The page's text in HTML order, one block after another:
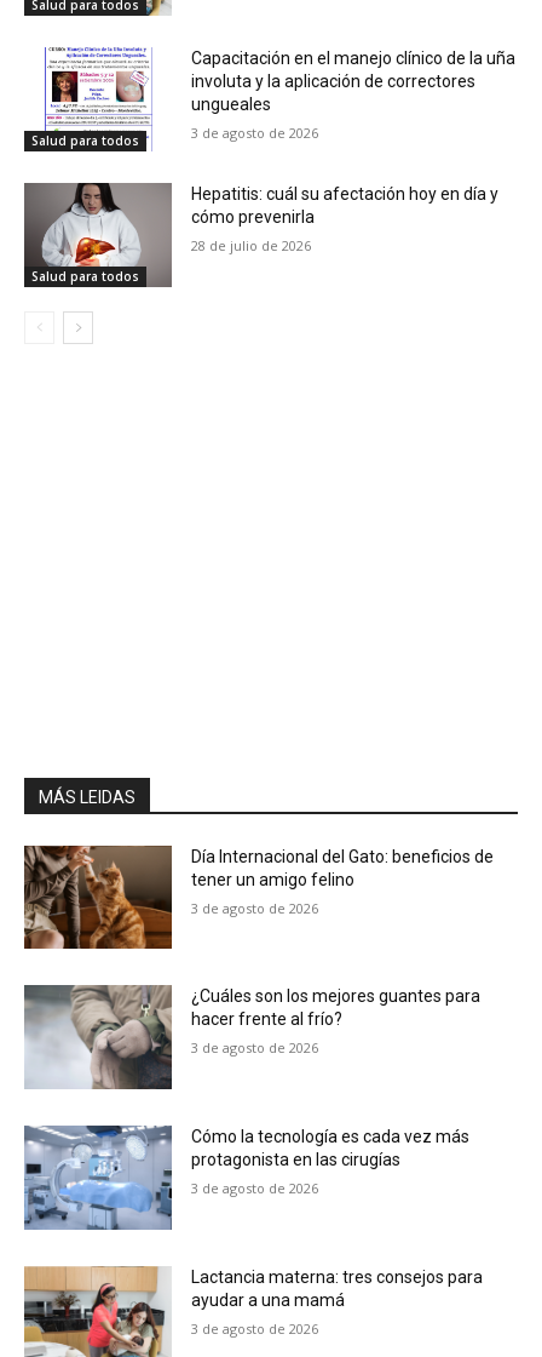
Salud para todos
Salud para todos
Capacitación en el manejo clínico de la uña
involuta y la aplicación de correctores
ungueales
3 de agosto de 2026
Salud para todos
Hepatitis: cuál su afectación hoy en día y
cómo prevenirla
28 de julio de 2026
MÁS LEIDAS
Día Internacional del Gato: beneficios de
tener un amigo felino
3 de agosto de 2026
¿Cuáles son los mejores guantes para
hacer frente al frío?
3 de agosto de 2026
Cómo la tecnología es cada vez más
protagonista en las cirugías
3 de agosto de 2026
Lactancia materna: tres consejos para
ayudar a una mamá
3 de agosto de 2026